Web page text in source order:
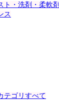
ト・洗剤・柔軟剤
ス
テゴリすべて